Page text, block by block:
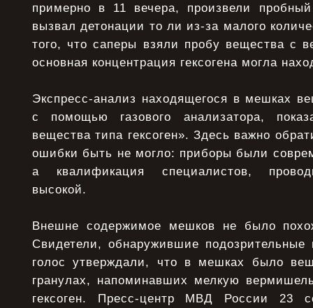
примерно в 11 вечера, произвели
вызвал детонации то ли из-за малого
того, что саперы взяли пробу вещества с
основная концентрация гексогена могла
Экспресс-анализ находящегося в мешках
с помощью газового анализатора,
вещества типа гексоген». Здесь важно
ошибки быть не могло: приборы были
а квалификация специалистов,
высокой.
Внешне содержимое мешков не было
Свидетели, обнаружившие
голос утверждали, что в мешках было
гранулах, напоминавших мелкую
гексоген. Пресс-центр МВД России 23